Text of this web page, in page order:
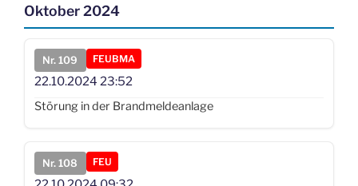
Oktober 2024
Nr. 109 FEUBMA
22.10.2024 23:52
Störung in der Brandmeldeanlage
Nr. 108 FEU